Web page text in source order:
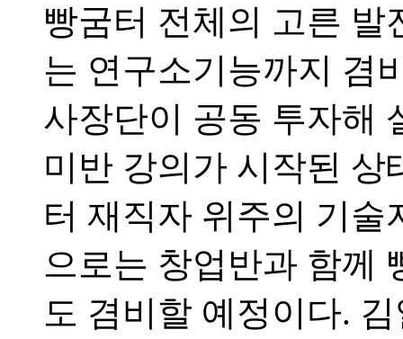
빵굼터 전체의 고른
는 연구소기능까지 겸
사장단이 공동 투자해
미반 강의가 시작된 상
터 재직자 위주의 기술
으로는 창업반과 함께
도 겸비할 예정이다.